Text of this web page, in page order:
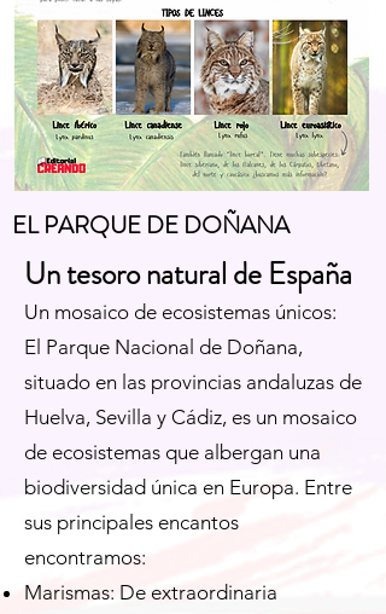
EL PARQUE DE DOÑANA
Un tesoro natural de España
Un mosaico de ecosistemas únicos:
El Parque Nacional de Doñana,
situado en las provincias andaluzas de
Huelva, Sevilla y Cádiz, es un mosaico
de ecosistemas que albergan una
biodiversidad única en Europa. Entre
sus principales encantos
encontramos:
Marismas: De extraordinaria